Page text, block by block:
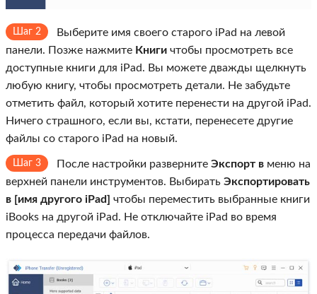
Шаг 2
Выберите имя своего старого iPad на левой
панели. Позже нажмите Книги чтобы просмотреть все
доступные книги для iPad. Вы можете дважды щелкнуть
любую книгу, чтобы просмотреть детали. Не забудьте
отметить файл, который хотите перенести на другой iPad.
Ничего страшного, если вы, кстати, перенесете другие
файлы со старого iPad на новый.
Шаг 3 После настройки разверните Экспорт в меню на
верхней панели инструментов. Выбирать Экспортировать
в [имя другого iPad] чтобы переместить выбранные книги
iBooks на другой iPad. Не отключайте iPad во время
процесса передачи файлов.